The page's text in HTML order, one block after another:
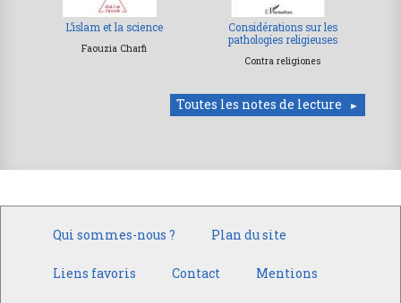
L’islam et la science
Faouzia Charfi
Considérations sur les
pathologies religieuses
Contra religiones
Toutes les notes de lecture
Qui sommes-nous ? Plan du site
Liens favoris Contact Mentions